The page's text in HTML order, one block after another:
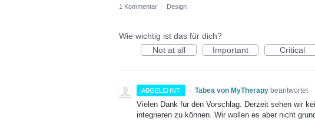
1 Kommentar · Design
Wie wichtig ist das für dich?
Not at all
Important Critical
ABGELEHNT · Tabea von MyTherapy beantwortet
Vielen Dank für den Vorschlag. Derzeit sehen wir
integrieren zu können. Wir wollen es aber nicht